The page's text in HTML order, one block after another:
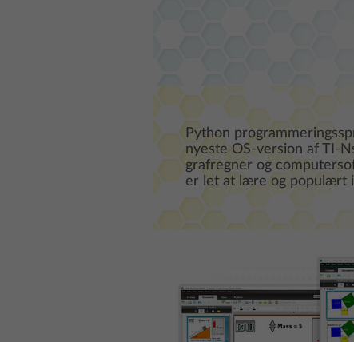
Python
nyeste OS-version af TI-
grafregner og
er let at lære og populært i